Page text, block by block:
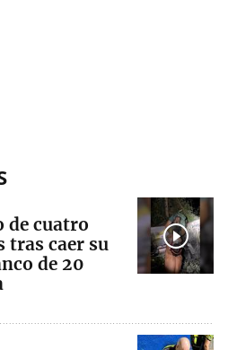
de cuatro
tras caer su
de 20